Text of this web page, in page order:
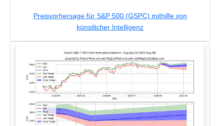
Preisvorhersage für S&P 500 (GSPC) mithilfe von
künstlicher Intelligenz